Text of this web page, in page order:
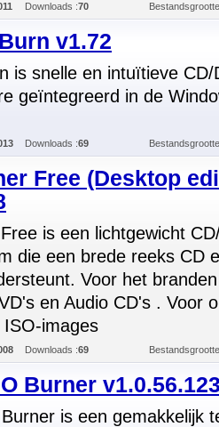
Downloads :70
v1.72
is snelle en intuïtieve CD/
geïntegreerd in de
Downloads :69
Free (Desktop
is een lichtgewicht
die een brede reeks CD
Voor het
en Audio CD's . Voor
ISO-images
Downloads :69
Burner
is een gemakkelijk